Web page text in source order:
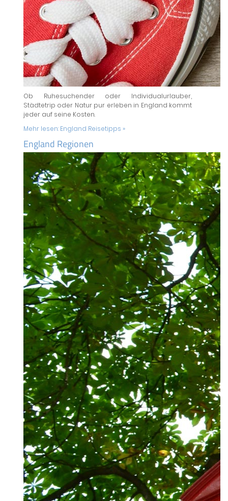
Ob Ruhesuchender oder Individualurlauber,
Städtetrip oder Natur pur erleben in England kommt
jeder auf seine Kosten.
Mehr lesen: England Reisetipps »
England Regionen